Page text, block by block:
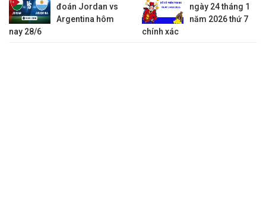
17:00
Hwacheon KSPO Nữ
Gyeongju Nữ
17:00
Suwon Nữ Gangjin Swans Nữ
đoán Jordan vs
Argentina hôm
nay 28/6
ngày 24 tháng 1
năm 2026 thứ 7
chính xác